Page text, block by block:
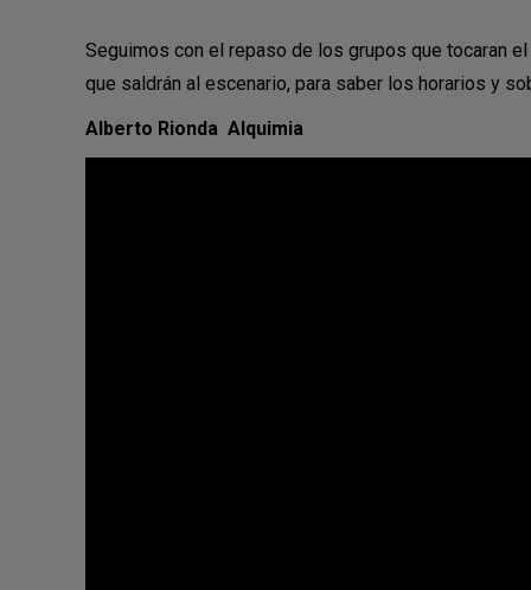
Seguimos con el repaso de los grupos que tocaran
que saldrán al escenario, para saber los horarios y
Alberto Rionda Alquimia